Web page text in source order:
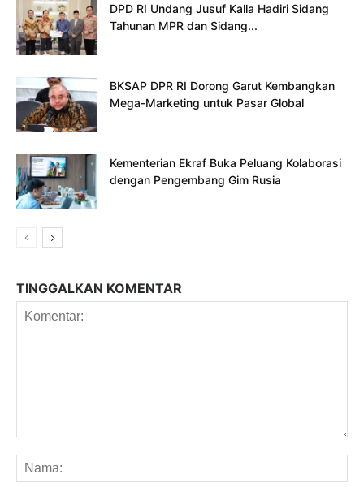
DPD RI Undang Jusuf Kalla Hadiri Sidang
Tahunan MPR dan Sidang...
BKSAP DPR RI Dorong Garut Kembangkan
Mega-Marketing untuk Pasar Global
Kementerian Ekraf Buka Peluang Kolaborasi
dengan Pengembang Gim Rusia
TINGGALKAN KOMENTAR